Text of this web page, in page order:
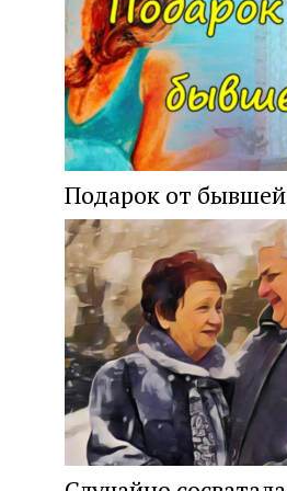
Подарок от бывшей